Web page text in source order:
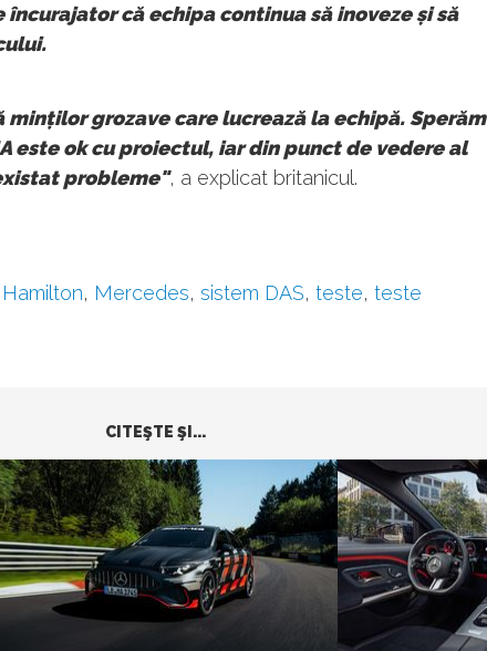
încurajator că echipa continua să inoveze și să
minților grozave care lucrează la echipă. Sperăm
este ok cu proiectul, iar din punct de vedere al
probleme", a explicat britanicul.
, Mercedes, sistem DAS, teste, teste
CITEŞTE ŞI...